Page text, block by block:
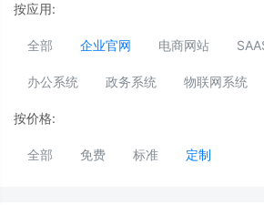
按应用:
全部 企业官网 电商网站
办公系统 政务系统 物联网系统
按价格:
全部 免费 标准 定制